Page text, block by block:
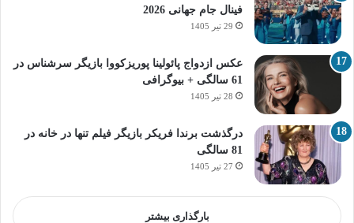
فینال جام جهانی 2026
29 تیر 1405
عکس ازدواج پائولینا پوریزکووا بازیگر سرشناس در
61 سالگی + بیوگرافی
28 تیر 1405
درگذشت برندا فریکر بازیگر فیلم تنها در خانه در
81 سالگی
27 تیر 1405
بارگذاری بیشتر